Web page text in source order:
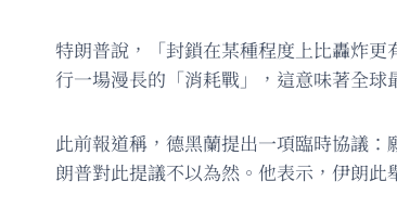
特朗普說，「封鎖在某種程度上比轟炸
行一場漫長的「消耗戰」，這意味著全
此前報道稱，德黑蘭提出一項臨時協議
朗普對此提議不以為然。他表示，伊朗